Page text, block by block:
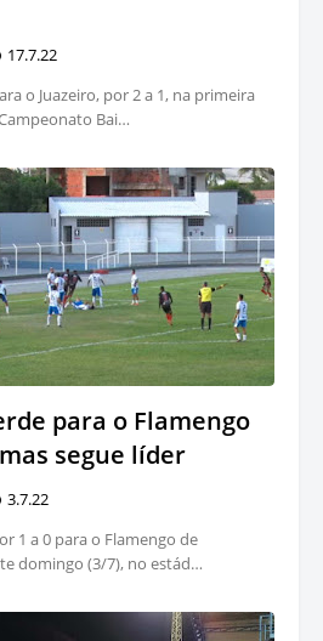
17.7.22
o Juazeiro, por 2 a 1, na primeira
Bai…
para o Flamengo
segue líder
3.7.22
1 a 0 para o Flamengo de
domingo (3/7), no estád…